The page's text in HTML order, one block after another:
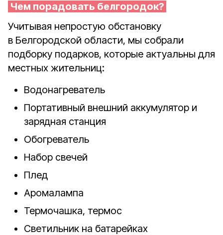
Чем порадовать белгородок?
Учитывая непростую обстановку
в Белгородской области, мы собрали
подборку подарков, которые актуальны для
местных жительниц:
Водонагреватель
Портативный внешний аккумулятор и
зарядная станция
Обогреватель
Набор свечей
Плед
Аромалампа
Термочашка, термос
Светильник на батарейках